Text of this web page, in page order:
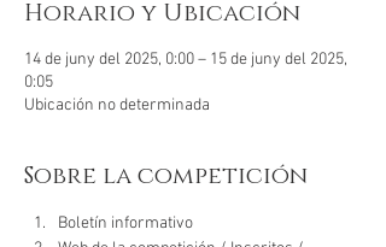
Horario y Ubicación
14 de juny del 2025, 0:00 – 15 de juny del 2025,
0:05
Ubicación no determinada
Sobre la competición
Boletín informativo